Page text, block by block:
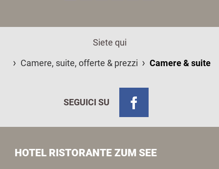
Siete qui
Camere, suite, offerte & prezzi
Camere & suite
SEGUICI SU
HOTEL RISTORANTE ZUM SEE